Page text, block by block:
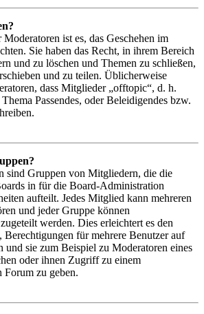
ist es, das Geschehen im
Sie haben das Recht, in ihrem Bereich
und zu löschen und Themen zu schließen,
und zu teilen. Üblicherweise
dass Mitglieder „offtopic“, d. h.
Passendes, oder Beleidigendes bzw.
sind Gruppen von Mitgliedern, die die
in für die Board-Administration
aufteilt. Jedes Mitglied kann mehreren
und jeder Gruppe können
werden. Dies erleichtert es den
Berechtigungen für mehrere Benutzer auf
und sie zum Beispiel zu Moderatoren eines
oder ihnen Zugriff zu einem
zu geben.